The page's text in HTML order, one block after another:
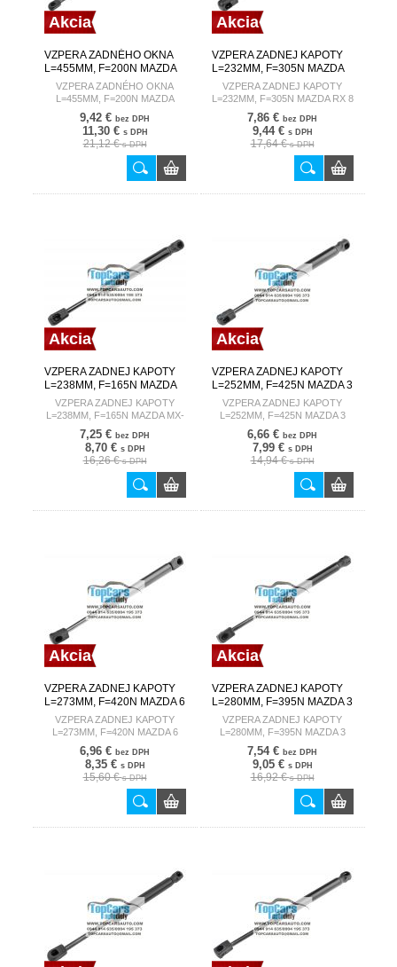
Akcia
VZPERA ZADNÉHO OKNA
L=455MM, F=200N MAZDA
TRIBUTE 00-
VZPERA ZADNÉHO OKNA
L=455MM, F=200N MAZDA
TRIBUTE 00-
9,42 € bez DPH
11,30 € s DPH
21,12 €s DPH
Akcia
VZPERA ZADNEJ KAPOTY
L=232MM, F=305N MAZDA
RX 8 03-12
VZPERA ZADNEJ KAPOTY
L=232MM, F=305N MAZDA RX 8
03-12
7,86 € bez DPH
9,44 € s DPH
17,64 €s DPH
Akcia
VZPERA ZADNEJ KAPOTY
L=238MM, F=165N MAZDA
MX-5 05-14
VZPERA ZADNEJ KAPOTY
L=238MM, F=165N MAZDA MX-
5 05-14
7,25 € bez DPH
8,70 € s DPH
16,26 €s DPH
Akcia
VZPERA ZADNEJ KAPOTY
L=252MM, F=425N MAZDA 3
03-09 /SEDAN/
VZPERA ZADNEJ KAPOTY
L=252MM, F=425N MAZDA 3
03-09 /SEDAN/
6,66 € bez DPH
7,99 € s DPH
14,94 €s DPH
Akcia
VZPERA ZADNEJ KAPOTY
L=273MM, F=420N MAZDA 6
GH 07-13 /SEDAN/
VZPERA ZADNEJ KAPOTY
L=273MM, F=420N MAZDA 6
GH 07-13 /SEDAN/
6,96 € bez DPH
8,35 € s DPH
15,60 €s DPH
Akcia
VZPERA ZADNEJ KAPOTY
L=280MM, F=395N MAZDA 3
08-14 /SEDAN,BEZ
SPOJLERA/
VZPERA ZADNEJ KAPOTY
L=280MM, F=395N MAZDA 3
08-14 /SEDAN,BEZ SPOJLERA/
7,54 € bez DPH
9,05 € s DPH
16,92 €s DPH